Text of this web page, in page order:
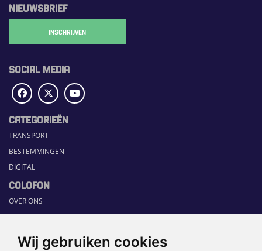
Wij gebruiken cookies
NIEUWSBRIEF
INSCHRIJVEN
SOCIAL MEDIA
CATEGORIEËN
TRANSPORT
BESTEMMINGEN
DIGITAL
COLOFON
OVER ONS
COMMUNICATION PLATFORM